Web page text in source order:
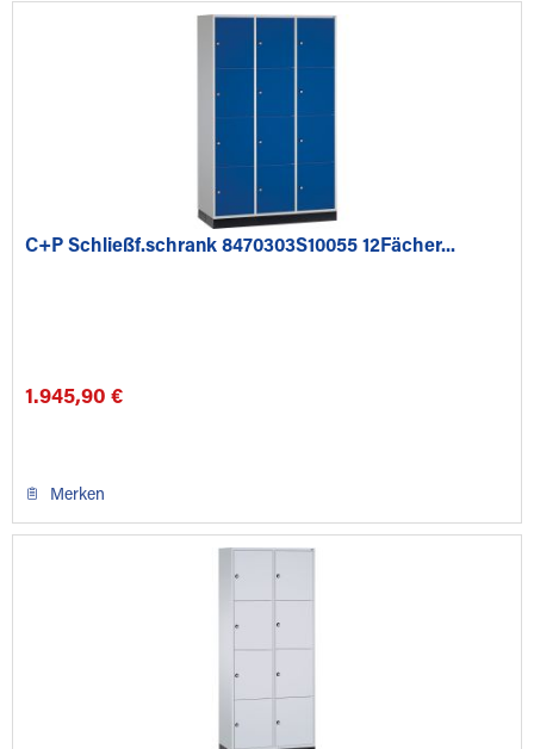
C+P Schließf.schrank 8470303S10055 12Fächer...
1.945,90 €
Merken